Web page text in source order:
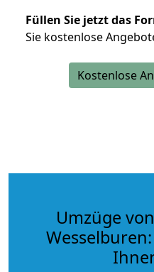
Füllen Sie jetzt das
Sie kostenlose
Kostenlose
Umzüge